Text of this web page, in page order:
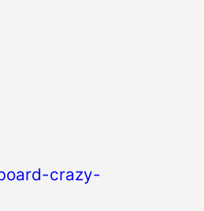
crazy-